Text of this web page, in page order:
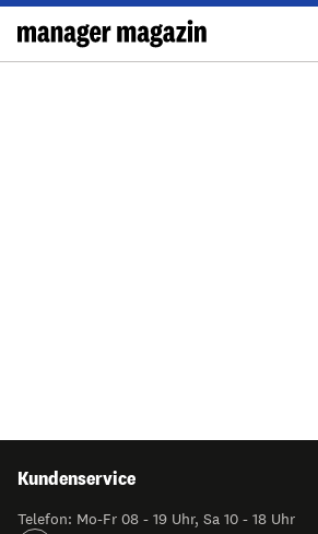
Kundenservice
Telefon: Mo-Fr 08 - 19 Uhr, Sa 10 - 18 Uhr